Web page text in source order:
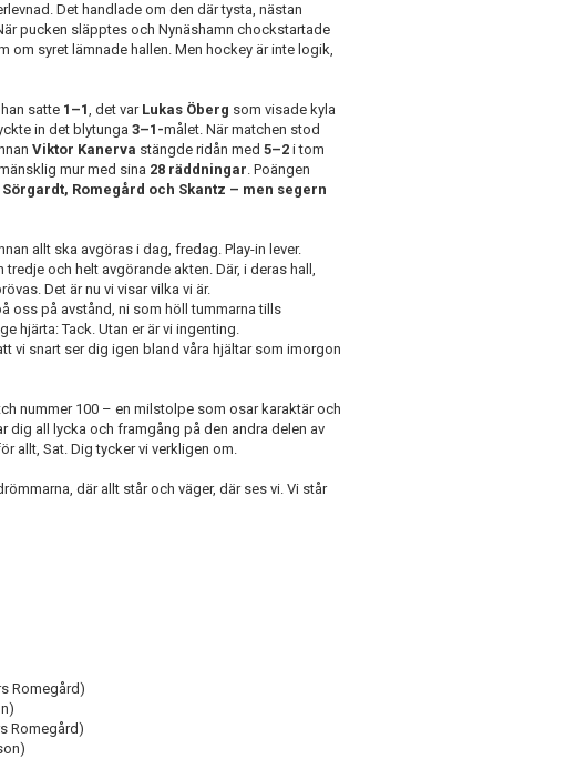
Det handlade om den där tysta, nästan
pucken släpptes och Nynäshamn chockstartade
syret lämnade hallen. Men hockey är inte logik,
satte 1–1, det var Lukas Öberg som visade kyla
in det blytunga 3–1-målet. När matchen stod
Viktor Kanerva stängde ridån med 5–2 i tom
mur med sina 28 räddningar. Poängen
Romegård och Skantz – men segern
allt ska avgöras i dag, fredag. Play-in lever.
och helt avgörande akten. Där, i deras hall,
Det är nu vi visar vilka vi är.
oss på avstånd, ni som höll tummarna tills
hjärta: Tack. Utan er är vi ingenting.
vi snart ser dig igen bland våra hjältar som imorgon
nummer 100 – en milstolpe som osar karaktär och
dig all lycka och framgång på den andra delen av
allt, Sat. Dig tycker vi verkligen om.
där allt står och väger, där ses vi. Vi står
Romegård)
Romegård)